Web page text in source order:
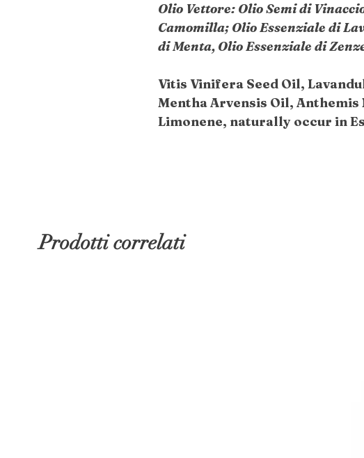
Olio Vettore: Olio Semi di
Camomilla; Olio Essenziale di
di Menta, Olio Essenziale di
Vitis Vinifera Seed Oil,
Mentha Arvensis Oil,
Limonene, naturally occur in
Prodotti correlati